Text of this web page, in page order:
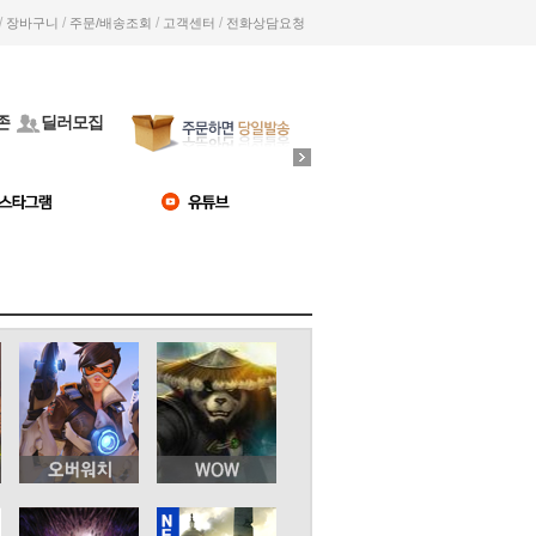
장바구니 / 주문/배송조회 / 고객센터 / 전화상담요청
딜러모집